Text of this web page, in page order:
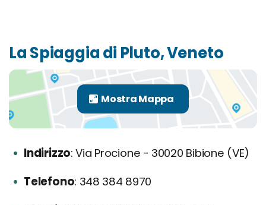
La Spiaggia di Pluto, Veneto
Indirizzo Via Procione - 30020 Bibione (VE)
Telefono 348 384 8970